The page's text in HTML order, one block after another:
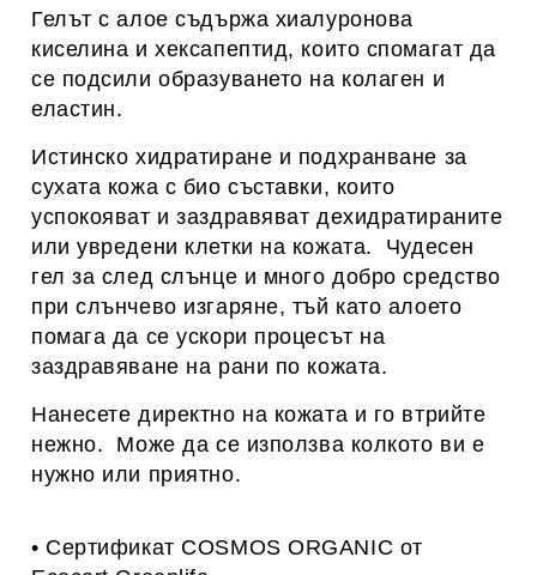
Гелът с алое съдържа хиалуронова
киселина и хексапептид, които спомагат да
се подсили образуването на колаген и
еластин.
Истинско хидратиране и подхранване за
сухата кожа с био съставки, които
успокояват и заздравяват дехидратираните
или увредени клетки на кожата. Чудесен
гел за след слънце и много добро средство
при слънчево изгаряне, тъй като алоето
помага да се ускори процесът на
заздравяване на рани по кожата.
Нанесете директно на кожата и го втрийте
нежно. Може да се използва колкото ви е
нужно или приятно.
• Сертификат COSMOS ORGANIC от